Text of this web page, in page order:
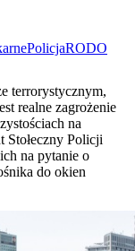
PolicjaRODO
terrorystycznym,
realne zagrożenie
na
Stołeczny Policji
na pytanie o
do okien